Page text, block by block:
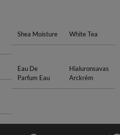
Shea Moisture White Tea
Eau De
Parfum Eau
Hialuronsavas
Arckrém